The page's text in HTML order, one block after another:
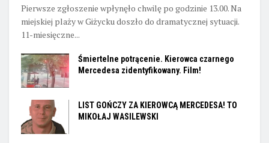
Pierwsze zgłoszenie wpłynęło chwilę po godzinie 13.00. Na
miejskiej plaży w Giżycku doszło do dramatycznej sytuacji.
11-miesięczne...
Śmiertelne potrącenie. Kierowca czarnego
Mercedesa zidentyfikowany. Film!
LIST GOŃCZY ZA KIEROWCĄ MERCEDESA! TO
MIKOŁAJ WASILEWSKI